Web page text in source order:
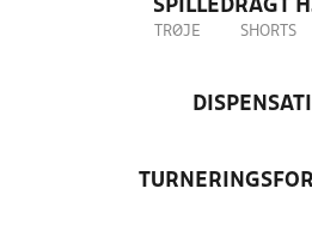
SPILLEDRAGT
TRØJE SHORTS